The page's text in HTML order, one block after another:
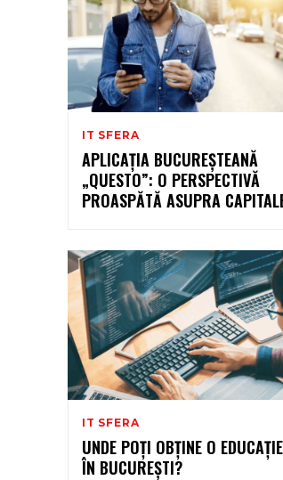
IT SFERA
APLICAȚIA BUCUREȘTEANĂ
„QUESTO”: O PERSPECTIVĂ
PROASPĂTĂ ASUPRA
IT SFERA
UNDE POȚI OBȚINE O
ÎN BUCUREȘTI?